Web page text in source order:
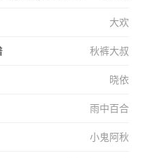
大欢
秋裤大叔
晓依
雨中百合
小鬼阿秋